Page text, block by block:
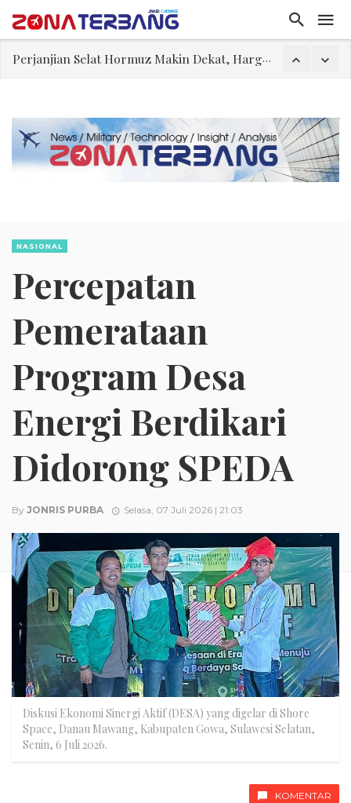
Pakar: Ekonomi Dekati Titik Hancur, Presiden: Tekanan Asing Jadi Pemicu Krisis
Abdul El-Sayed Selangkah Lagi Menuju Senat AS
Tiongkok Pamerkan Jet Pembom H-6N
Masuki Fase Penting, Ini Posisi Iran, AS, dan Oman dalam Perjanjian Selat Hormuz
NASIONAL
Percepatan
Pemerataan
Program Desa
Energi Berdikari
Didorong SPEDA
By JONRIS PURBA Selasa, 07 Juli 2026 | 21:03
Diskusi Ekonomi Sinergi Aktif (DESA) yang digelar di Shore
Space, Danau Mawang, Kabupaten Gowa, Sulawesi Selatan,
Senin, 6 Juli 2026.
KOMENTAR